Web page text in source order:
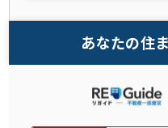
あなたの住